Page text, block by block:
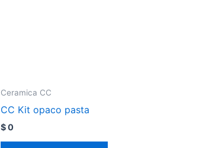
Ceramica CC
CC Kit opaco pasta
$0